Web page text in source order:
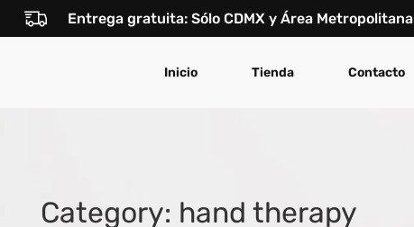
Entrega gratuita: Sólo CDMX y Área Metropolitana
Inicio Tienda Contacto
Category: hand therapy